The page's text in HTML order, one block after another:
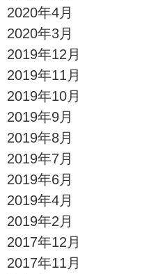
2020年4月
2020年3月
2019年12月
2019年11月
2019年10月
2019年9月
2019年8月
2019年7月
2019年6月
2019年4月
2019年2月
2017年12月
2017年11月